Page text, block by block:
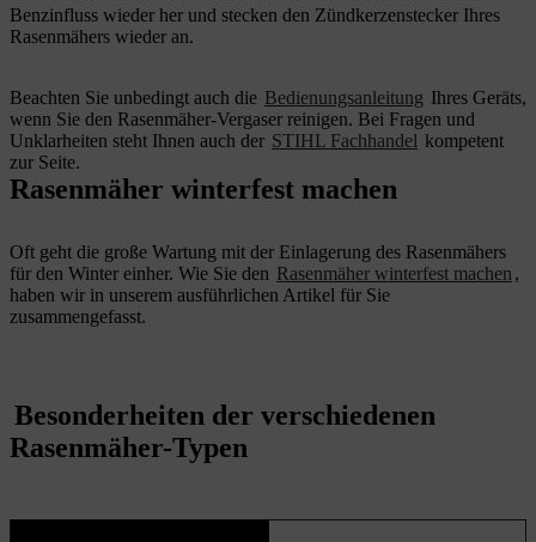
Benzinfluss wieder her und stecken den Zündkerzenstecker Ihres
Rasenmähers wieder an.
Beachten Sie unbedingt auch die Bedienungsanleitung Ihres Geräts,
wenn Sie den Rasenmäher-Vergaser reinigen. Bei Fragen und
Unklarheiten steht Ihnen auch der STIHL Fachhandel kompetent
zur Seite.
Rasenmäher winterfest machen
Oft geht die große Wartung mit der Einlagerung des Rasenmähers
für den Winter einher. Wie Sie den Rasenmäher winterfest machen ,
haben wir in unserem ausführlichen Artikel für Sie
zusammengefasst.
Besonderheiten der verschiedenen
Rasenmäher-Typen